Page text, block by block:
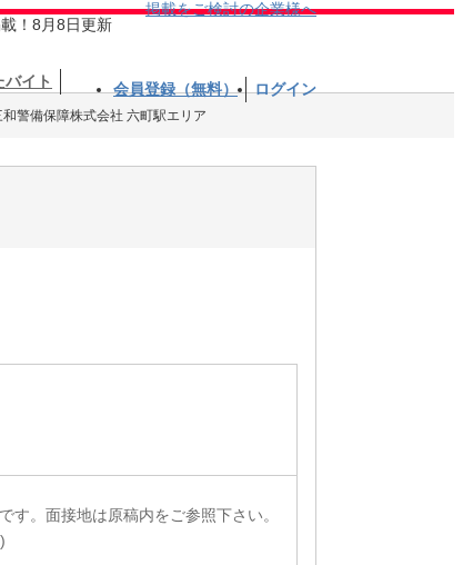
！8月8日更新
掲載をご検討の企業様へ
バイト 会員登録（無料） ログイン
和警備保障株式会社 六町駅エリア
。面接地は原稿内をご参照下さい。